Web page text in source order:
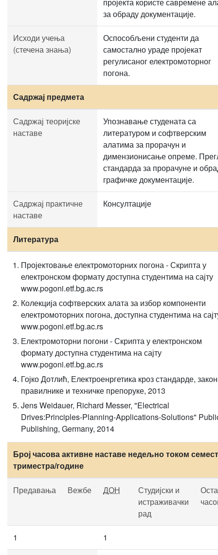
за обраду документације.
Исходи учења
(стечена знања)
Оспособљени студенти да
самостално ураде пројекат
регулисаног електромоторног
погона.
Садржај предмета
Садржај теоријске
наставе
Упознавање студената са
литературом и софтверским
алатима за прорачун и
димензионисање опреме.
стандарда за прорачуне и
графичке документације.
Садржај практичне
наставе
Консултације
Литература
Пројектовање електромоторних погона - Скрипта у
електронском формату доступна студентима на сајту
www.pogoni.etf.bg.ac.rs
Колекција софтверских алата за избор компоненти
електромоторних погона, доступна студентима на
www.pogoni.etf.bg.ac.rs
Електромоторни погони - Скрипта у електронском
формату доступна студентима на сајту
www.pogoni.etf.bg.ac.rs
Гојко Дотлић, Електроенргетика кроз стандарде,
правилнике и техничке препоруке, 2013
Jens Weidauer, Richard Messer, "Electrical
Drives:Principles-Planning-Applications-Solutions"
Publishing, Germany, 2014
Број часова активне наставе недељно током
триместра/године
Предавања Вежбе ДОН
Студијски и
истраживачки
рад
1 1